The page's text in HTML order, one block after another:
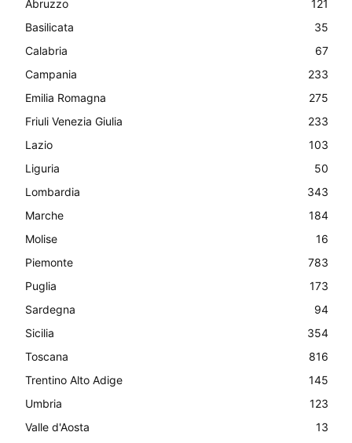
Abruzzo
121
Basilicata
35
Calabria
67
Campania
233
Emilia Romagna
275
Friuli Venezia Giulia
233
Lazio
103
Liguria
50
Lombardia
343
Marche
184
Molise
16
Piemonte
783
Puglia
173
Sardegna
94
Sicilia
354
Toscana
816
Trentino Alto Adige
145
Umbria
123
Valle d'Aosta
13